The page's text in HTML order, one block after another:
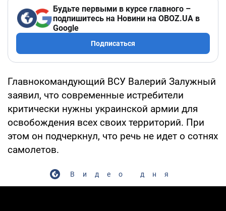
Будьте первыми в курсе главного –
подпишитесь на Новини на OBOZ.UA в
Google
Подписаться
Главнокомандующий ВСУ Валерий Залужный
заявил, что современные истребители
критически нужны украинской армии для
освобождения всех своих территорий. При
этом он подчеркнул, что речь не идет о сотнях
самолетов.
Видео дня